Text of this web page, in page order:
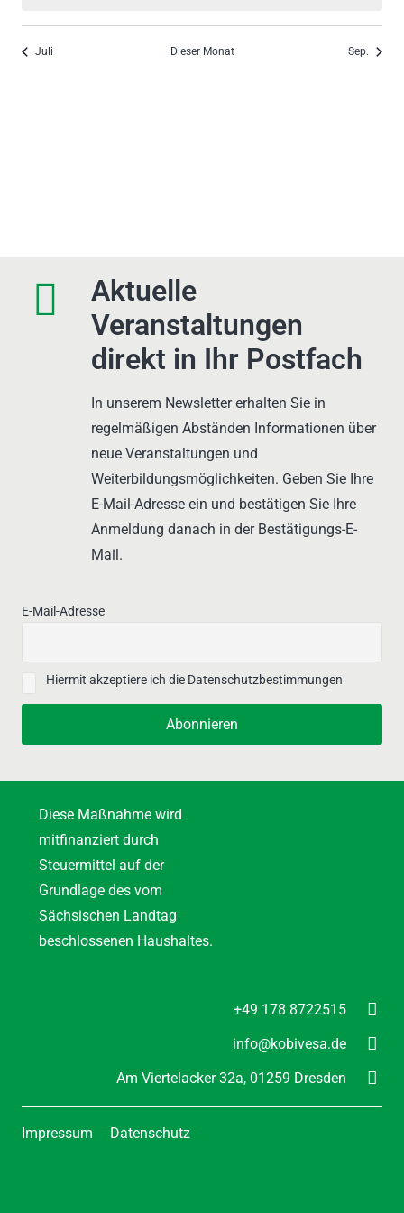
Juli Dieser Monat Sep.
Aktuelle
Veranstaltungen
direkt in Ihr Postfach
In unserem Newsletter erhalten Sie in
regelmäßigen Abständen Informationen über
neue Veranstaltungen und
Weiterbildungsmöglichkeiten. Geben Sie Ihre
E-Mail-Adresse ein und bestätigen Sie Ihre
Anmeldung danach in der Bestätigungs-E-
Mail.
E-Mail-Adresse
Hiermit akzeptiere ich die Datenschutzbestimmungen
Diese Maßnahme wird
mitfinanziert durch
Steuermittel auf der
Grundlage des vom
Sächsischen Landtag
beschlossenen Haushaltes.
+49 178 8722515
info@kobivesa.de
Am Viertelacker 32a,01259 Dresden
Impressum Datenschutz